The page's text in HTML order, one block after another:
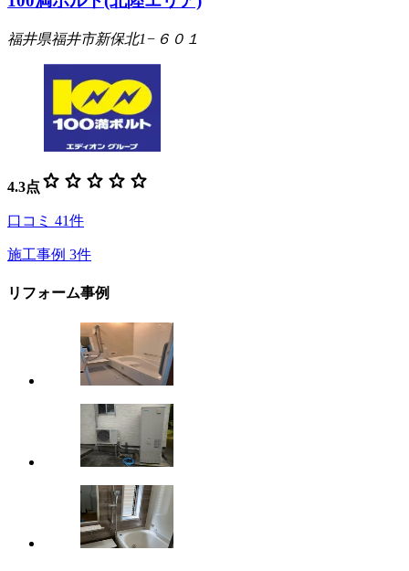
福井県福井市新保北1−６０１
4.3点 star star star star star
口コミ 41件
施工事例 3件
リフォーム事例